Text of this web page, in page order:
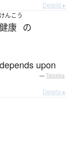
Details ▸
けんこう
康 の
upon
— Tatoeba
Details ▸